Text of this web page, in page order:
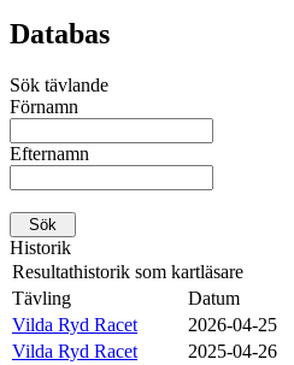
Databas
Sök tävlande
Förnamn
Efternamn
Historik
Resultathistorik som kartläsare
Tävling
Datum
Vilda Ryd Racet
2026-04-25
Vilda Ryd Racet
2025-04-26